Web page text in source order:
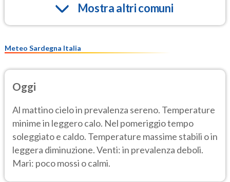
Mostra altri comuni
Meteo Sardegna Italia
Oggi
Al mattino cielo in prevalenza sereno. Temperature
minime in leggero calo. Nel pomeriggio tempo
soleggiato e caldo. Temperature massime stabili o in
leggera diminuzione. Venti: in prevalenza deboli.
Mari: poco mossi o calmi.